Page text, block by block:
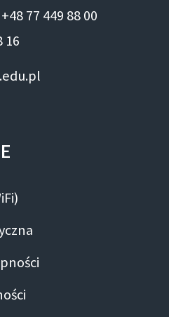
77 449 88 00
16